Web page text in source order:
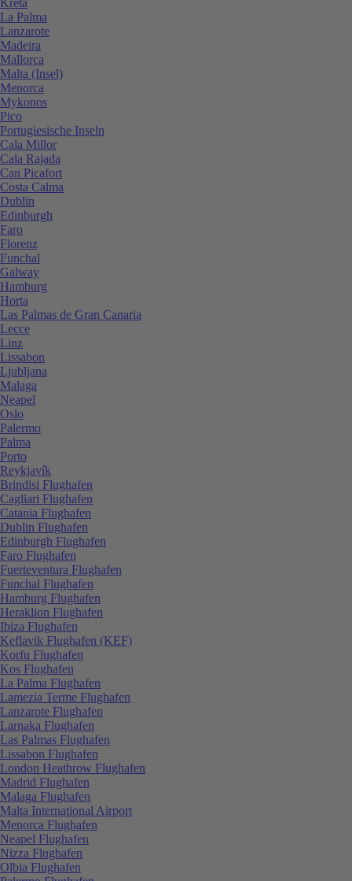
La Palma
Lanzarote
Madeira
Mallorca
Malta (Insel)
Menorca
Mykonos
Pico
Portugiesische Inseln
Cala Millor
Cala Rajada
Can Picafort
Costa Calma
Dublin
Edinburgh
Faro
Florenz
Funchal
Galway
Hamburg
Horta
Las Palmas de Gran Canaria
Lecce
Linz
Lissabon
Ljubljana
Malaga
Neapel
Oslo
Palermo
Palma
Porto
Reykjavík
Brindisi Flughafen
Cagliari Flughafen
Catania Flughafen
Dublin Flughafen
Edinburgh Flughafen
Faro Flughafen
Fuerteventura Flughafen
Funchal Flughafen
Hamburg Flughafen
Heraklion Flughafen
Ibiza Flughafen
Keflavik Flughafen (KEF)
Korfu Flughafen
Kos Flughafen
La Palma Flughafen
Lamezia Terme Flughafen
Lanzarote Flughafen
Larnaka Flughafen
Las Palmas Flughafen
Lissabon Flughafen
London Heathrow Flughafen
Madrid Flughafen
Malaga Flughafen
Malta International Airport
Menorca Flughafen
Neapel Flughafen
Nizza Flughafen
Olbia Flughafen